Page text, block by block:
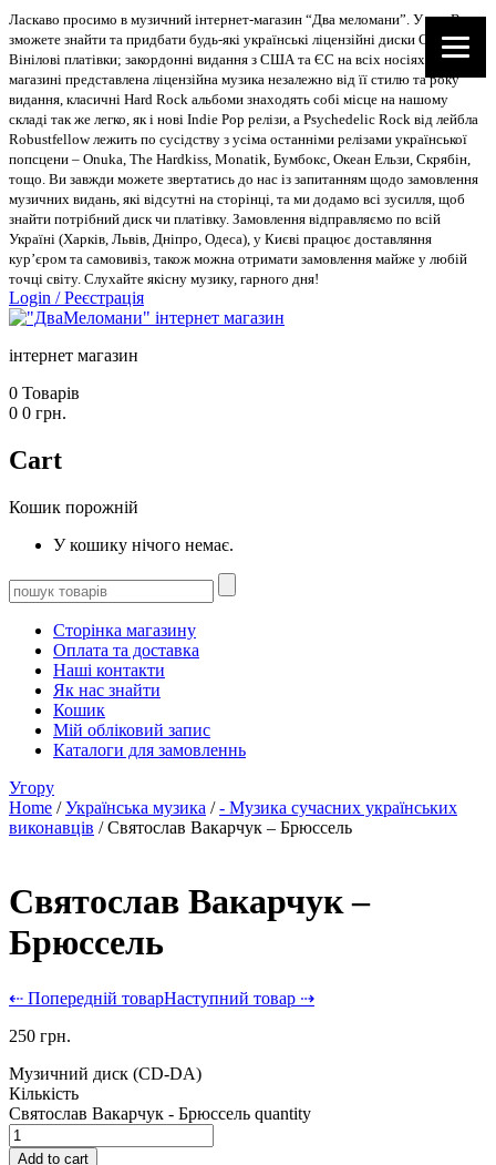
Ласкаво просимо в музичний інтернет-магазин “Два меломани”. У нас Ви
зможете знайти та придбати будь-які українські ліцензійні диски CD, DVD,
Вінілові платівки; закордонні видання з США та ЄС на всіх носіях. В
магазині представлена ліцензійна музика незалежно від її стилю та року
видання, класичні Hard Rock альбоми знаходять собі місце на нашому
складі так же легко, як і нові Indie Pop релізи, а Psychedelic Rock від лейбла
Robustfellow лежить по сусідству з усіма останніми релізами української
попсцени – Onuka, The Hardkiss, Monatik, Бумбокс, Океан Ельзи, Скрябін,
тощо. Ви завжди можете звертатись до нас із запитанням щодо замовлення
музичних видань, які відсутні на сторінці, та ми додамо всі зусилля, щоб
знайти потрібний диск чи платівку. Замовлення відправляємо по всій
Україні (Харків, Львів, Дніпро, Одеса), у Києві працює доставляння
кур’єром та самовивіз, також можна отримати замовлення майже у любій
точці світу. Слухайте якісну музику, гарного дня!
Login /Реєстрація
інтернет магазин
0 Товарів
0 0 грн.
Cart
Кошик порожній
У кошику нічого немає.
Сторінка магазину
Оплата та доставка
Наші контакти
Як нас знайти
Кошик
Мій обліковий запис
Каталоги для замовленнь
Угору
Home /Українська музика /- Музика сучасних українських
виконавців / Святослав Вакарчук – Брюссель
Святослав Вакарчук –
Брюссель
⇠ Попередній товарНаступний товар ⇢
250 грн.
Музичний диск (CD-DA)
Кількість
Святослав Вакарчук - Брюссель quantity
Add to cart